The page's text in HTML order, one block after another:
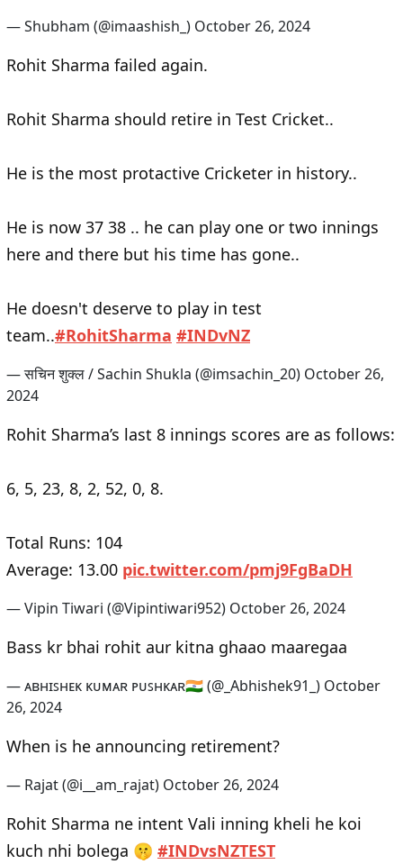
— Shubham (@imaashish_) October 26, 2024
Rohit Sharma failed again.
Rohit Sharma should retire in Test Cricket..
He is the most protactive Cricketer in history..
He is now 37 38 .. he can play one or two innings
here and there but his time has gone..
He doesn't deserve to play in test
team..#RohitSharma #INDvNZ
— सचिन शुक्ल / Sachin Shukla (@imsachin_20) October 26,
2024
Rohit Sharma’s last 8 innings scores are as follows:
6, 5, 23, 8, 2, 52, 0, 8.
Total Runs: 104
Average: 13.00 pic.twitter.com/pmj9FgBaDH
— Vipin Tiwari (@Vipintiwari952) October 26, 2024
Bass kr bhai rohit aur kitna ghaao maaregaa
— ᴀʙʜɪꜱʜᴇᴋ ᴋᴜᴍᴀʀ ᴘᴜꜱʜᴋᴀʀ🇮🇳 (@_Abhishek91_) October
26, 2024
When is he announcing retirement?
— Rajat (@i__am_rajat) October 26, 2024
Rohit Sharma ne intent Vali inning kheli he koi
kuch nhi bolega 🤫 #INDvsNZTEST